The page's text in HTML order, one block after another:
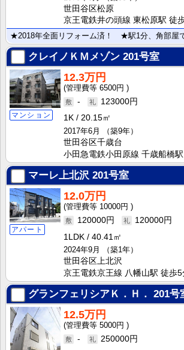
世田谷区松原
京王電鉄井の頭線 東松原駅 徒
クレイノＫＭメゾン 201号室
マンション
12.3万円
6500円
-
123000円
1K
20.15㎡
2017年6月
（築9年）
世田谷区千歳台
小田急電鉄小田原線 千歳船橋
マーレ上北沢 201号室
アパート
12.0万円
10000円
120000円
120000円
1LDK
40.41㎡
2024年9月
（築1年）
世田谷区上北沢
京王電鉄京王線 八幡山駅 徒歩5
グランフェリシアＫ．Ｈ． 201号
12.5万円
5000円
-
250000円